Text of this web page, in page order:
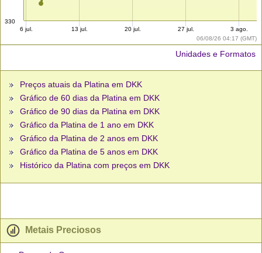
06/08/26 04:17 (GMT)
330
6 jul. 13 jul. 20 jul. 27 jul. 3 ago.
Unidades e Formatos
Preços atuais da Platina em DKK
Gráfico de 60 dias da Platina em DKK
Gráfico de 90 dias da Platina em DKK
Gráfico da Platina de 1 ano em DKK
Gráfico da Platina de 2 anos em DKK
Gráfico da Platina de 5 anos em DKK
Histórico da Platina com preços em DKK
Metais Preciosos